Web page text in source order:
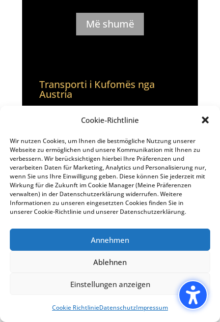
Cookie-Richtlinie
Wir nutzen Cookies, um Ihnen die bestmögliche Nutzung unserer
Webseite zu ermöglichen und unsere Kommunikation mit Ihnen zu
verbessern. Wir berücksichtigen hierbei Ihre Präferenzen und
verarbeiten Daten für Marketing, Analytics und Personalisierung nur,
wenn Sie uns Ihre Einwilligung geben. Diese können Sie jederzeit mit
Wirkung für die Zukunft im Cookie Manager (Meine Präferenzen
verwalten) in der Datenschutzerklärung widerrufen. Weitere
Informationen zu unseren eingesetzten Cookies finden Sie in
unserer Cookie-Richtlinie und unserer Datenschutzerklärung.
Annehmen
Ablehnen
Einstellungen anzeigen
Cookie RichtlinieDatenschutzImpressum
Më shumë
Transporti i Kufomës nga
Austria
Për riatdhesimë nga Austria ne
kemi ekipe lokale të cilat
përkujdesen për të gjitha
formalitetet, procedurat
administrative dhe proceseve të
nevojshme në mënyrë që ju në
këtë mënyrë që mos tëkeni
bartjen e kufomës
Më shumë
Belgjika